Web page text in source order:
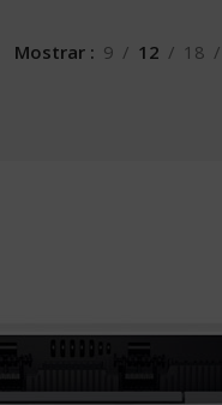
Mostrar 9 12 18